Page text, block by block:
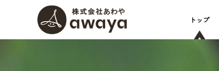
トップ